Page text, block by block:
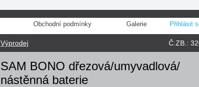
Přihlásit
Obchodní podmínky
Galerie
Č.ZB.:
Výprodej
SAM BONO dřezová/umyvadlová/
nástěnná baterie